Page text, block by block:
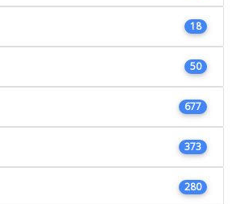
18
50
677
373
280